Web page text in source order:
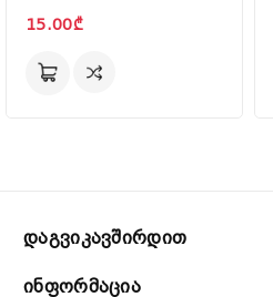
15.00₾
Დაგვიკავშირდით
Ინფორმაცია